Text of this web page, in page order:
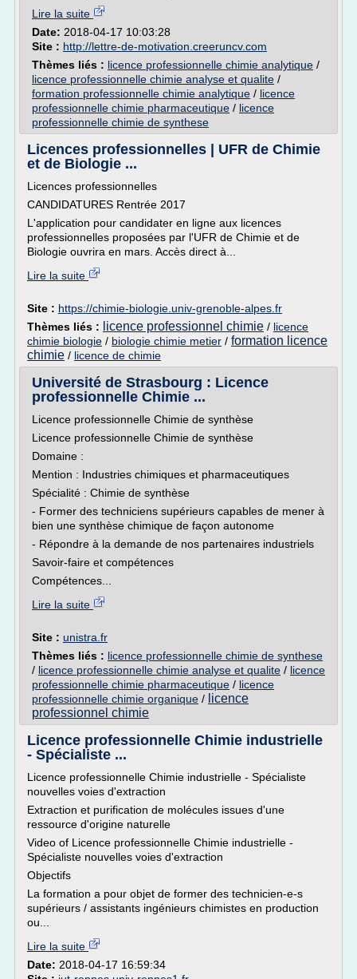
Lire la suite
Date: 2018-04-17 10:03:28
Site : http://lettre-de-motivation.creeruncv.com
Thèmes liés : licence professionnelle chimie analytique /
licence professionnelle chimie analyse et qualite /
formation professionnelle chimie analytique / licence
professionnelle chimie pharmaceutique / licence
professionnelle chimie de synthese
Licences professionnelles | UFR de Chimie
et de Biologie ...
Licences professionnelles
CANDIDATURES Rentrée 2017
L'application pour candidater en ligne aux licences
professionnelles proposées par l'UFR de Chimie et de
Biologie ouvrira en mars. Accès direct à...
Lire la suite
Site : https://chimie-biologie.univ-grenoble-alpes.fr
Thèmes liés :
licence professionnel chimie / licence
chimie biologie / biologie chimie metier / formation licence
chimie / licence de chimie
Université de Strasbourg : Licence
professionnelle Chimie ...
Licence professionnelle Chimie de synthèse
Licence professionnelle Chimie de synthèse
Domaine :
Mention : Industries chimiques et pharmaceutiques
Spécialité : Chimie de synthèse
- Former des techniciens supérieurs capables de mener à
bien une synthèse chimique de façon autonome
- Répondre à la demande de nos partenaires industriels
Savoir-faire et compétences
Compétences...
Lire la suite
Site : unistra.fr
Thèmes liés : licence professionnelle chimie de synthese
/ licence professionnelle chimie analyse et qualite / licence
professionnelle chimie pharmaceutique / licence
professionnelle chimie organique / licence
professionnel chimie
Licence professionnelle Chimie industrielle
- Spécialiste ...
Licence professionnelle Chimie industrielle - Spécialiste
nouvelles voies d'extraction
Extraction et purification de molécules issues d'une
ressource d'origine naturelle
Video of Licence professionnelle Chimie industrielle -
Spécialiste nouvelles voies d'extraction
Objectifs
La formation a pour objet de former des technicien-e-s
supérieurs / assistants ingénieurs chimistes en production
ou...
Lire la suite
Date: 2018-04-17 16:59:34